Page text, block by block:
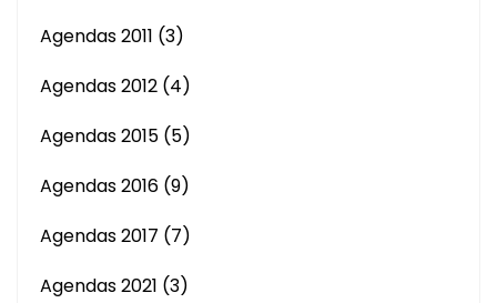
Agendas 2011 (3)
Agendas 2012 (4)
Agendas 2015 (5)
Agendas 2016 (9)
Agendas 2017 (7)
Agendas 2021 (3)